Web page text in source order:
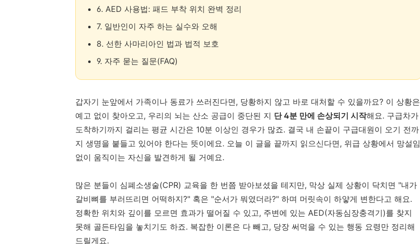
6. AED 사용법: 패드 부착 위치 완벽 정리
7. 일반인이 자주 하는 실수와 오해
8. 선한 사마리아인 법과 법적 보호
9. 자주 묻는 질문(FAQ)
갑자기 눈앞에서 가족이나 동료가 쓰러진다면, 당황하지 않고 바로 대처할 수 있을까요? 이 상황은
예고 없이 찾아오고, 우리의 뇌는 산소 공급이 중단된 지 단 4분 만에 손상되기 시작해요. 구급차가
도착하기까지 걸리는 평균 시간은 10분 이상인 경우가 많죠. 결국 내 손끝이 구급대원이 오기 전까
지 생명을 붙들고 있어야 한다는 뜻이에요. 오늘 이 글을 끝까지 읽으신다면, 위급 상황에서 망설임
없이 움직이는 자신을 발견하게 될 거예요.
많은 분들이 심폐소생술(CPR) 교육을 한 번쯤 받아보셨을 테지만, 막상 실제 상황이 닥치면 "내가
갈비뼈를 부러뜨리면 어떡하지?" 혹은 "순서가 뭐였더라?" 하며 머릿속이 하얗게 변한다고 해요.
정확한 위치와 깊이를 모르면 효과가 떨어질 수 있고, 주변에 있는 AED(자동심장충격기)를 찾지
못해 골든타임을 놓치기도 하죠. 복잡한 이론은 다 빼고, 당장 써먹을 수 있는 행동 요령만 정리해
드릴게요.